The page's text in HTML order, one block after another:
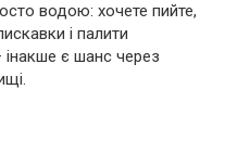
водою: хочете пийте,
і палити
інакше є шанс через